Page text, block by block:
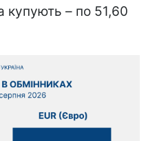
купують – по 51,60